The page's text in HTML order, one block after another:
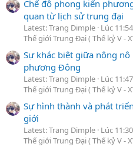
Chế độ phong kiến
quan từ lịch sử trung đại
Latest: Trang Dimple Lúc 11:54
Thế giới Trung Đại ( Thế kỷ V -
Sự khác biệt giữa nông
phương Đông
Latest: Trang Dimple Lúc 11:47
Thế giới Trung Đại ( Thế kỷ V -
Sự hình thành và phát
giới
Latest: Trang Dimple Lúc 11:30
Thế giới Trung Đại ( Thế kỷ V -